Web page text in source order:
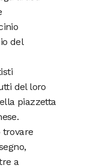
del
del loro
piazzetta
trovare
a